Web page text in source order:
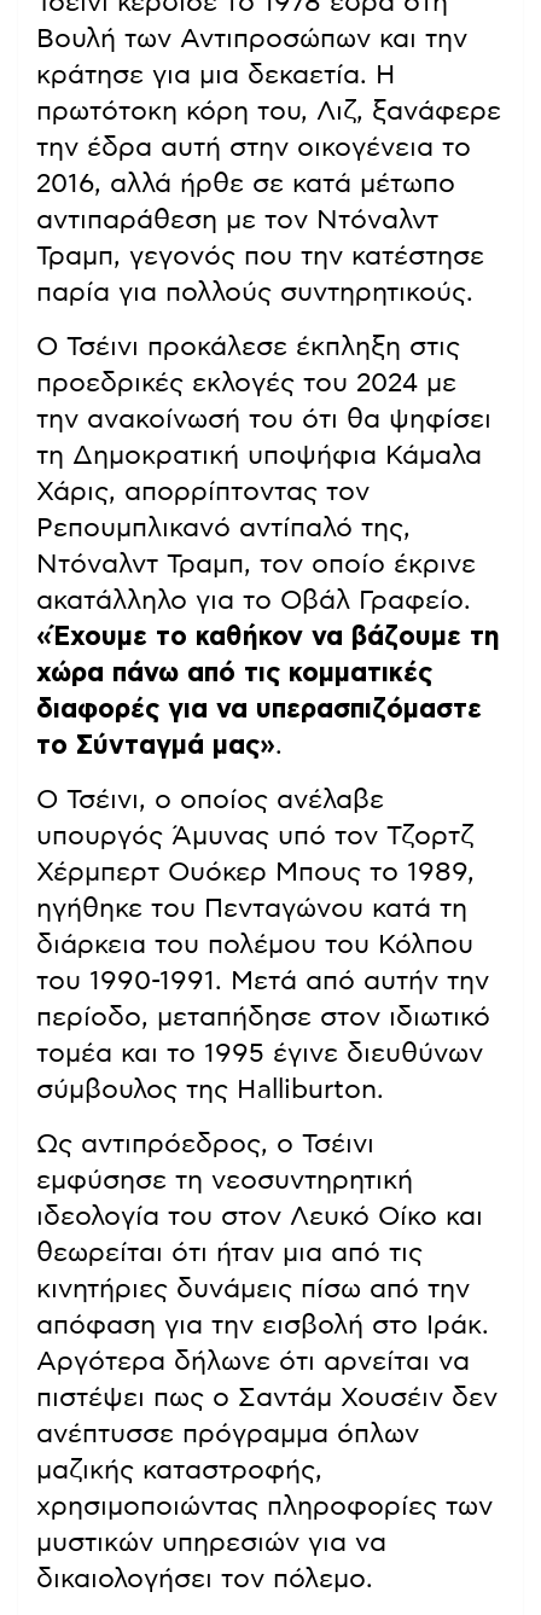
Βουλή των Αντιπροσώπων και την
κράτησε για μια δεκαετία. Η
πρωτότοκη κόρη του, Λιζ, ξανάφερε
την έδρα αυτή στην οικογένεια το
2016, αλλά ήρθε σε κατά μέτωπο
αντιπαράθεση με τον Ντόναλντ
Τραμπ, γεγονός που την κατέστησε
παρία για πολλούς συντηρητικούς.
Ο Τσέινι προκάλεσε έκπληξη στις
προεδρικές εκλογές του 2024 με
την ανακοίνωσή του ότι θα ψηφίσει
τη Δημοκρατική υποψήφια Κάμαλα
Χάρις, απορρίπτοντας τον
Ρεπουμπλικανό αντίπαλό της,
Ντόναλντ Τραμπ, τον οποίο έκρινε
ακατάλληλο για το Οβάλ Γραφείο.
«Έχουμε το καθήκον να βάζουμε τη
χώρα πάνω από τις κομματικές
διαφορές για να υπερασπιζόμαστε
το Σύνταγμά μας».
Ο Τσέινι, ο οποίος ανέλαβε
υπουργός Άμυνας υπό τον Τζορτζ
Χέρμπερτ Ουόκερ Μπους το 1989,
ηγήθηκε του Πενταγώνου κατά τη
διάρκεια του πολέμου του Κόλπου
του 1990-1991. Μετά από αυτήν την
περίοδο, μεταπήδησε στον ιδιωτικό
τομέα και το 1995 έγινε διευθύνων
σύμβουλος της Halliburton.
Ως αντιπρόεδρος, ο Τσέινι
εμφύσησε τη νεοσυντηρητική
ιδεολογία του στον Λευκό Οίκο και
θεωρείται ότι ήταν μια από τις
κινητήριες δυνάμεις πίσω από την
απόφαση για την εισβολή στο Ιράκ.
Αργότερα δήλωνε ότι αρνείται να
πιστέψει πως ο Σαντάμ Χουσέιν δεν
ανέπτυσσε πρόγραμμα όπλων
μαζικής καταστροφής,
χρησιμοποιώντας πληροφορίες των
μυστικών υπηρεσιών για να
δικαιολογήσει τον πόλεμο.